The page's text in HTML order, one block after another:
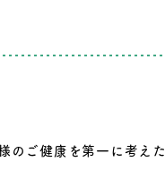
のご健康を第一に考えた